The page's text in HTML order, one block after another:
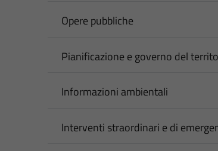
Opere pubbliche
Pianificazione e governo del
Informazioni ambientali
Interventi straordinari e di